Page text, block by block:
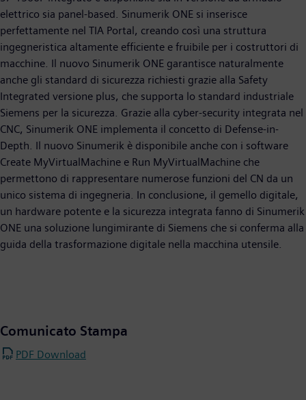
elettrico sia panel-based. Sinumerik ONE si inserisce
perfettamente nel TIA Portal, creando così una struttura
ingegneristica altamente efficiente e fruibile per i costruttori di
macchine. Il nuovo Sinumerik ONE garantisce naturalmente
anche gli standard di sicurezza richiesti grazie alla Safety
Integrated versione plus, che supporta lo standard industriale
Siemens per la sicurezza. Grazie alla cyber-security integrata nel
CNC, Sinumerik ONE implementa il concetto di Defense-in-
Depth. Il nuovo Sinumerik è disponibile anche con i software
Create MyVirtualMachine e Run MyVirtualMachine che
permettono di rappresentare numerose funzioni del CN da un
unico sistema di ingegneria. In conclusione, il gemello digitale,
un hardware potente e la sicurezza integrata fanno di Sinumerik
ONE una soluzione lungimirante di Siemens che si conferma alla
guida della trasformazione digitale nella macchina utensile.
Comunicato Stampa
PDF Download